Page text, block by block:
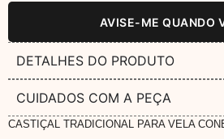
AVISE-ME QUANDO
DETALHES DO PRODUTO
CUIDADOS COM A PEÇA
CASTIÇAL TRADICIONAL PARA VELA